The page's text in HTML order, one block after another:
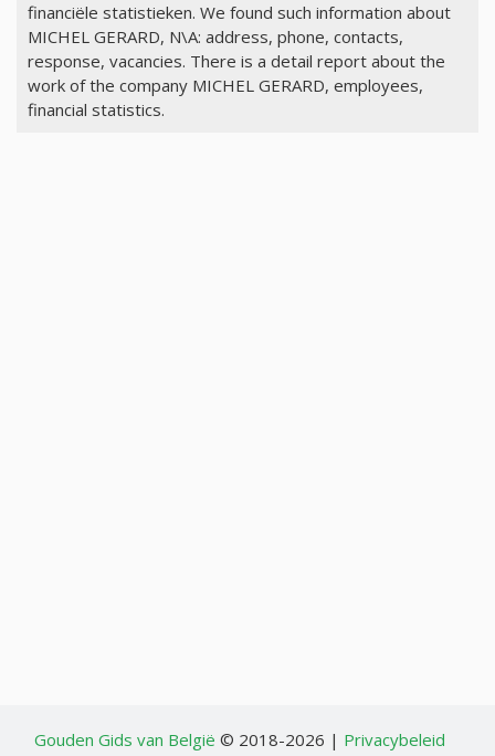
financiële statistieken. We found such information about
MICHEL GERARD, N\A: address, phone, contacts,
response, vacancies. There is a detail report about the
work of the company MICHEL GERARD, employees,
financial statistics.
Gouden Gids van België © 2018-2026 | Privacybeleid